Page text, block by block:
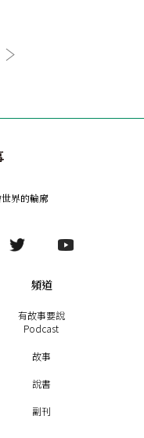
界的輪廓
頻道
有故事要說
Podcast
故事
說書
副刊